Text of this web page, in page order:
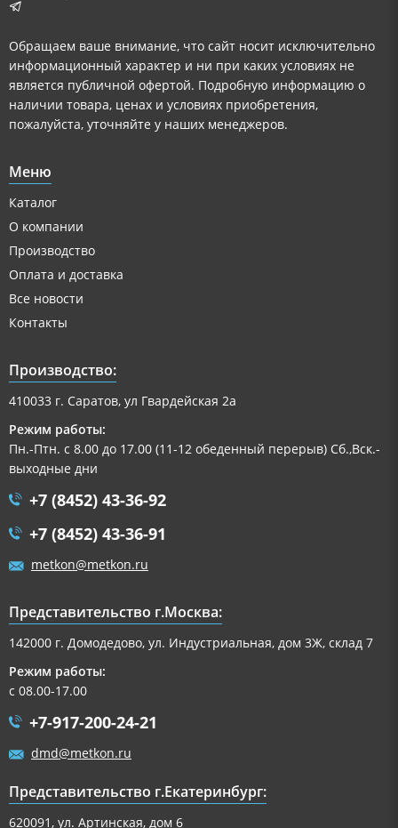
Обращаем ваше внимание, что сайт носит исключительно
информационный характер и ни при каких условиях не
является публичной офертой. Подробную информацию о
наличии товара, ценах и условиях приобретения,
пожалуйста, уточняйте у наших менеджеров.
Меню
Каталог
О компании
Производство
Оплата и доставка
Все новости
Контакты
Производство:
410033 г. Саратов, ул Гвардейская 2а
Режим работы:
Пн.-Птн. с 8.00 до 17.00 (11-12 обеденный перерыв) Сб.,Вск.-
выходные дни
+7 (8452) 43-36-92
+7 (8452) 43-36-91
metkon@metkon.ru
Представительство г.Москва:
142000 г. Домодедово, ул. Индустриальная, дом 3Ж, склад 7
Режим работы:
с 08.00-17.00
+7-917-200-24-21
dmd@metkon.ru
Представительство г.Екатеринбург:
620091, ул. Артинская, дом 6